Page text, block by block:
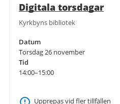
Digitala torsdagar
Kyrkbyns bibliotek
Datum
Torsdag 26 november
Tid
14:00–15:00
Upprepas vid fler tillfällen